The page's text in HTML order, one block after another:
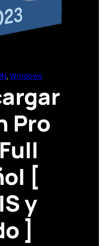
, Windows
Pro
[
y
]